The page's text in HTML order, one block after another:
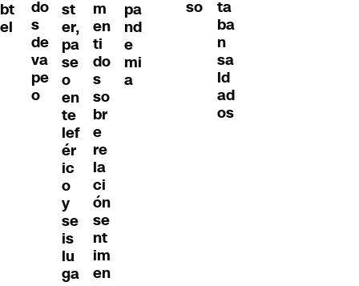
bt
el
do
s
de
va
pe
o
st
er,
pa
se
o
en
te
lef
ér
ic
o
y
se
is
lu
ga
m
en
ti
do
s
so
br
e
re
la
ci
ón
se
nt
im
en
pa
nd
e
mi
a
so
ta
ba
n
sa
ld
ad
os